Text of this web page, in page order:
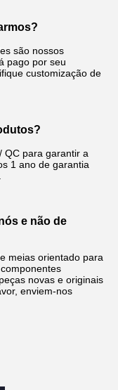
são nossos
pago por seu
customização de
QC para garantir a
1 ano de garantia
e não de
meias orientado para
novas e originais
enviem-nos